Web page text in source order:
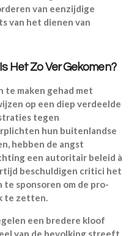
van eenzijdige
van het dienen van
Het Zo Ver Gekomen?
maken gehad met
op een diep verdeelde
tegen
hun buitenlandse
hebben de angst
een autoritair beleid à
beschuldigen critici het
sponsoren om de pro-
te zetten.
een bredere kloof
van de bevolking streeft